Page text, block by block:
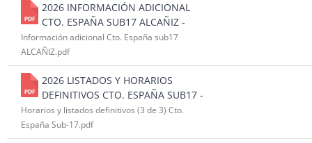
2026 INFORMACIÓN ADICIONAL
CTO. ESPAÑA SUB17 ALCAÑIZ -
Información adicional Cto. España sub17
ALCAÑIZ.pdf
2026 LISTADOS Y HORARIOS
DEFINITIVOS CTO. ESPAÑA SUB17 -
Horarios y listados definitivos (3 de 3) Cto.
España Sub-17.pdf